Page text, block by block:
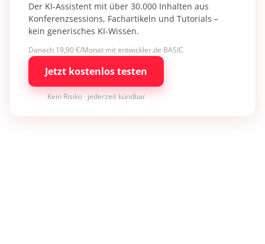
Der KI-Assistent mit über 30.000 Inhalten aus
Konferenzsessions, Fachartikeln und Tutorials –
kein generisches KI-Wissen.
Danach 19,90 €/Monat mit entwickler.de BASIC
Jetzt kostenlos testen
Kein Risiko · jederzeit kündbar